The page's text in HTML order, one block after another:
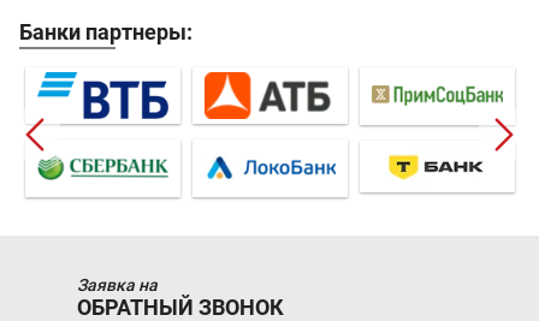
Банки партнеры:
Заявка на
ОБРАТНЫЙ ЗВОНОК